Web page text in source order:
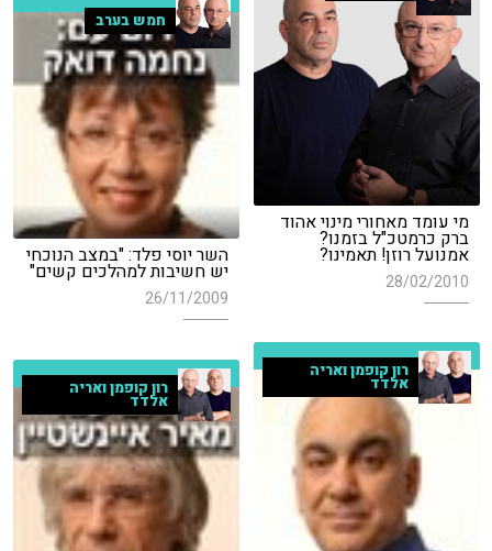
מי עומד מאחורי מינוי אהוד
ברק כרמטכ"ל בזמנו?
אמנועל רוזן! תאמינו?
28/02/2010
חמש בערב
השר יוסי פלד: "במצב הנוכחי
יש חשיבות למהלכים קשים"
26/11/2009
רון קופמן ואריה
אלדד רון קופמן ואריה
אלדד